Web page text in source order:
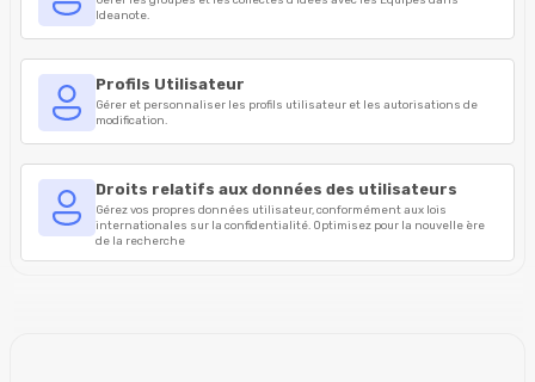
Ideanote.
Profils Utilisateur
Gérer et personnaliser les profils utilisateur et les autorisations de
modification.
Droits relatifs aux données des utilisateurs
Gérez vos propres données utilisateur, conformément aux lois
internationales sur la confidentialité. Optimisez pour la nouvelle ère
de la recherche